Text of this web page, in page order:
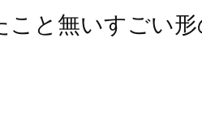
こと無いすごい